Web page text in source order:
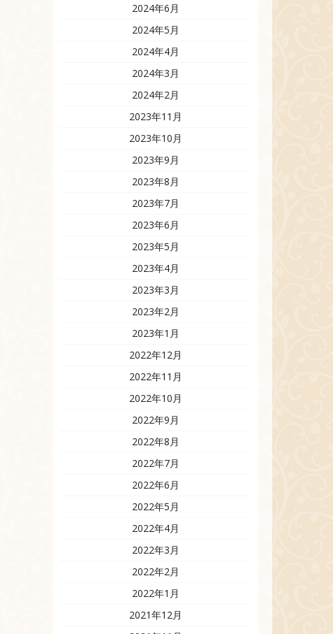
2024年6月
2024年5月
2024年4月
2024年3月
2024年2月
2023年11月
2023年10月
2023年9月
2023年8月
2023年7月
2023年6月
2023年5月
2023年4月
2023年3月
2023年2月
2023年1月
2022年12月
2022年11月
2022年10月
2022年9月
2022年8月
2022年7月
2022年6月
2022年5月
2022年4月
2022年3月
2022年2月
2022年1月
2021年12月